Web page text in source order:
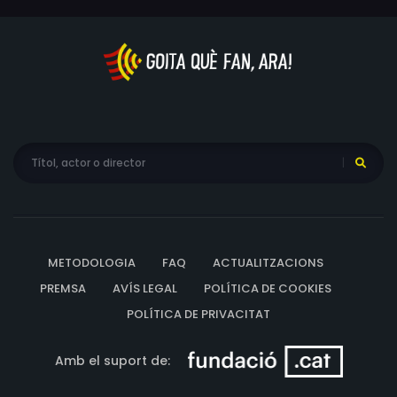
METODOLOGIA FAQ
ACTUALITZACIONS
PREMSA
AVÍS LEGAL
POLÍTICA DE COOKIES
POLÍTICA DE PRIVACITAT
Amb el suport de: